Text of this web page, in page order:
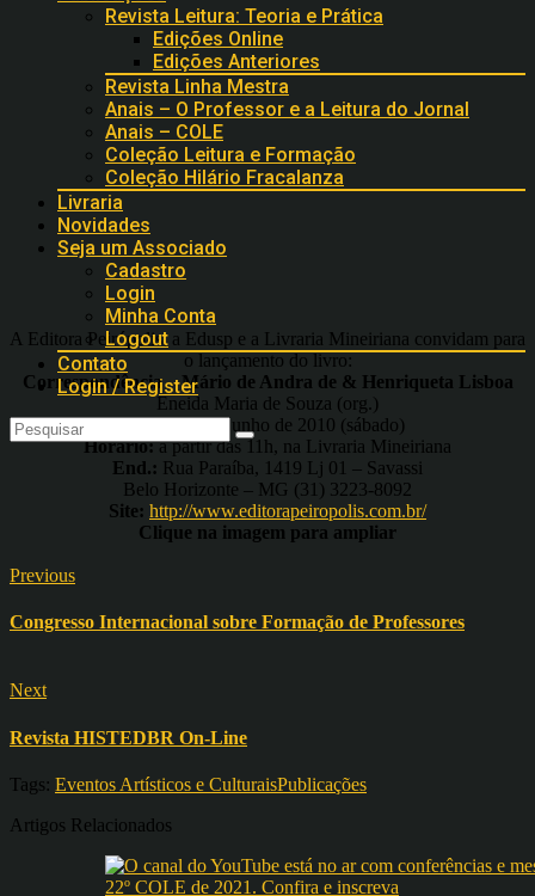
Revista Leitura: Teoria e Prática
Edições Online
Edições Anteriores
Revista Linha Mestra
Anais – O Professor e a Leitura do Jornal
Anais – COLE
Coleção Leitura e Formação
Coleção Hilário Fracalanza
Livraria
Novidades
Seja um Associado
Cadastro
Login
Minha Conta
Logout
Contato
Login / Register
A Editora Peirópolis, a Edusp e a Livraria Mineiriana convidam para
o lançamento do livro:
Correspondência – Mário de Andra de & Henriqueta Lisboa
Eneida Maria de Souza (org.)
Data:26 de junho de 2010 (sábado)
Horário:a partir das 11h, na Livraria Mineiriana
End.: Rua Paraíba, 1419 Lj 01 – Savassi
Belo Horizonte – MG (31) 3223-8092
Site: http://www.editorapeiropolis.com.br/
Clique na imagem para ampliar
Previous
Congresso Internacional sobre Formação de Professores
Next
Revista HISTEDBR On-Line
Tags: Eventos Artísticos e CulturaisPublicações
Artigos Relacionados